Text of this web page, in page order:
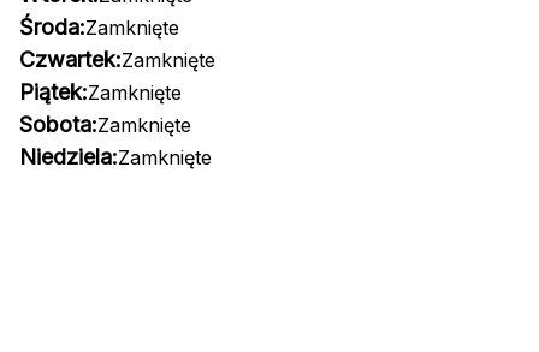
Środa:Zamknięte
Czwartek:Zamknięte
Piątek:Zamknięte
Sobota:Zamknięte
Niedziela:Zamknięte